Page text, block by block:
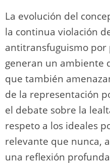
La evolución del
la continua violación
antitransfuguismo por
generan un ambiente
que también
de la representación
el debate sobre la
respeto a los ideales
relevante que nunca,
una reflexión